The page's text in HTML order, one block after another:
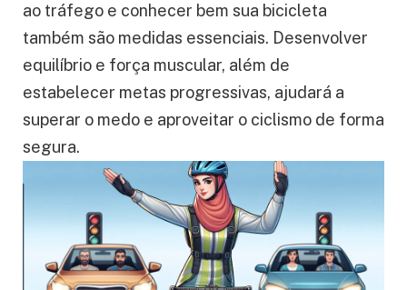
ao tráfego e conhecer bem sua bicicleta
também são medidas essenciais. Desenvolver
equilíbrio e força muscular, além de
estabelecer metas progressivas, ajudará a
superar o medo e aproveitar o ciclismo de forma
segura.